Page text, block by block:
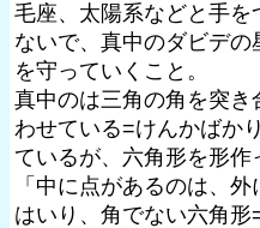
毛座、太陽系などと手を
ないで、真中のダビデの
を守っていくこと。
真中のは三角の角を突き
わせている=けんかばか
ているが、六角形を形作
「中に点があるのは、
はいり、角でない六角